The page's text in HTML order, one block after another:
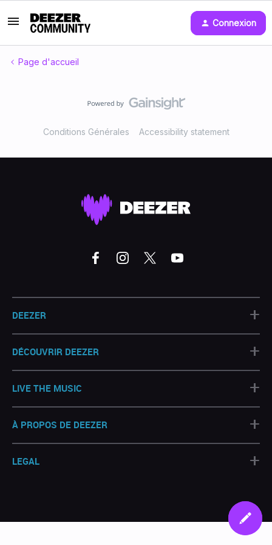
Connexion
Page d'accueil
Conditions Générales Accessibility statement
DEEZER +
DÉCOUVRIR DEEZER +
LIVE THE MUSIC +
À PROPOS DE DEEZER +
LEGAL +